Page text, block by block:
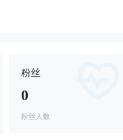
粉丝
0
粉丝人数